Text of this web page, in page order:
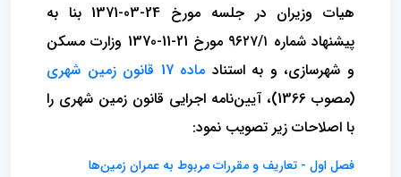
هیات وزیران در جلسه مورخ 24-03-1371 بنا به
پیشنهاد شماره ۹۶۲۷/۱ مورخ 21-11-1370 وزارت مسکن
و شهرسازی، و به استناد ماده 17 قانون زمین شهری
(مصوب 1366)، آیین‌نامه اجرایی قانون زمین شهری را
با اصلاحات زیر تصویب نمود:
فصل اول - تعاریف و مقررات مربوط به عمران زمین‌ها